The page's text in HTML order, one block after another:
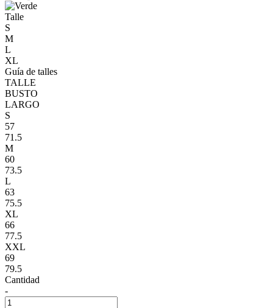
Talle
S
M
L
XL
Guía de talles
TALLE
BUSTO
LARGO
S
57
71.5
M
60
73.5
L
63
75.5
XL
66
77.5
XXL
69
79.5
Cantidad
-